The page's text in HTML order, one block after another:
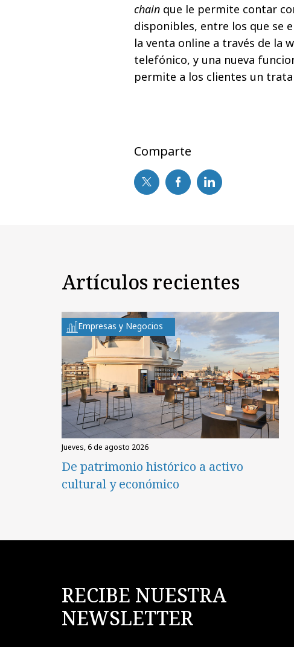
chain que le permite contar
disponibles, entre los que se
la venta online a través de la
telefónico, y una nueva
permite a los clientes un
Comparte
Artículos recientes
Empresas y Negocios
jueves, 6 de agosto 2026
De patrimonio histórico a activo
cultural y económico
RECIBE NUESTRA
NEWSLETTER